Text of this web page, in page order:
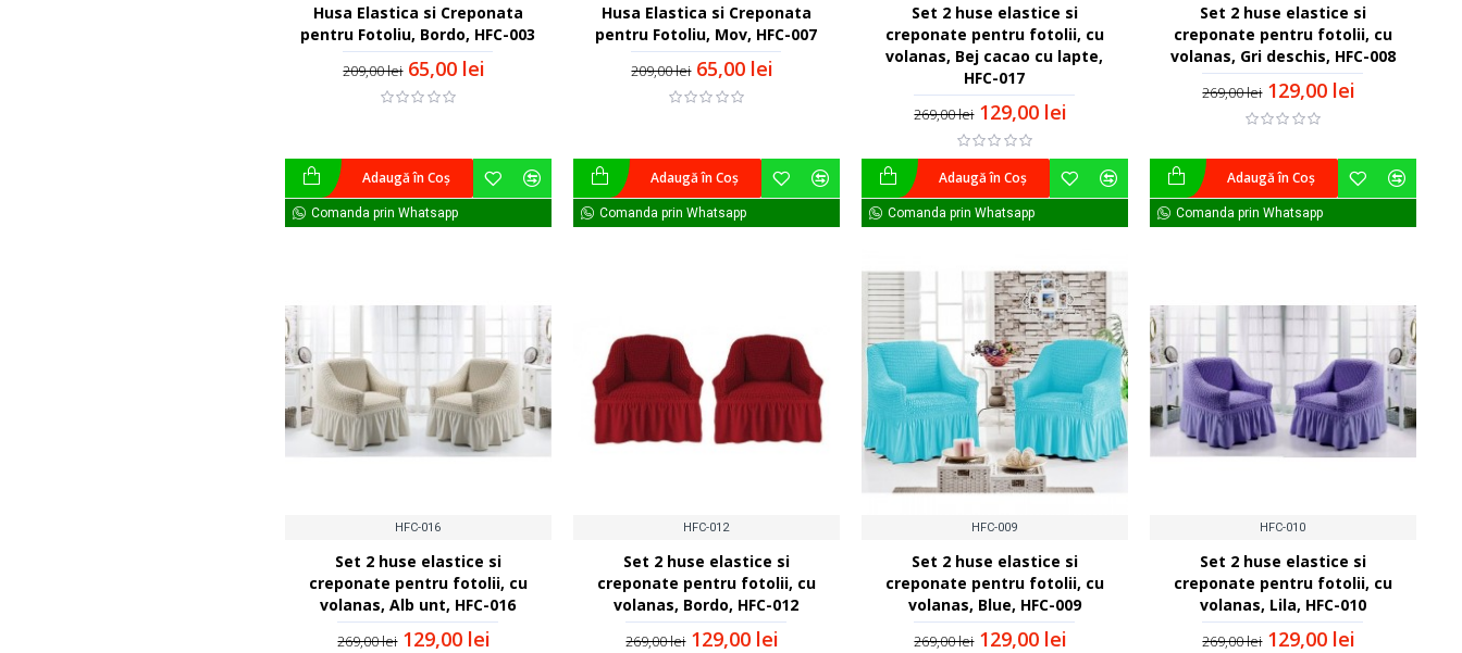
Husa Elastica si Creponata
pentru Fotoliu, Bordo, HFC-003
209,00 lei 65,00 lei
Adaugă în Coş
Comanda prin Whatsapp
Husa Elastica si Creponata
pentru Fotoliu, Mov, HFC-007
209,00 lei 65,00 lei
Adaugă în Coş
Comanda prin Whatsapp
Set 2 huse elastice si
creponate pentru fotolii, cu
volanas, Bej cacao cu lapte,
HFC-017
269,00 lei 129,00 lei
Adaugă în Coş
Comanda prin Whatsapp
Set 2 huse elastice si
creponate pentru fotolii, cu
volanas, Gri deschis, HFC-008
269,00 lei 129,00 lei
Adaugă în Coş
Comanda prin Whatsapp
HFC-016
Set 2 huse elastice si
creponate pentru fotolii, cu
volanas, Alb unt, HFC-016
269,00 lei 129,00 lei
HFC-012
Set 2 huse elastice si
creponate pentru fotolii, cu
volanas, Bordo, HFC-012
269,00 lei 129,00 lei
HFC-009
Set 2 huse elastice si
creponate pentru fotolii, cu
volanas, Blue, HFC-009
269,00 lei 129,00 lei
HFC-010
Set 2 huse elastice si
creponate pentru fotolii, cu
volanas, Lila, HFC-010
269,00 lei 129,00 lei